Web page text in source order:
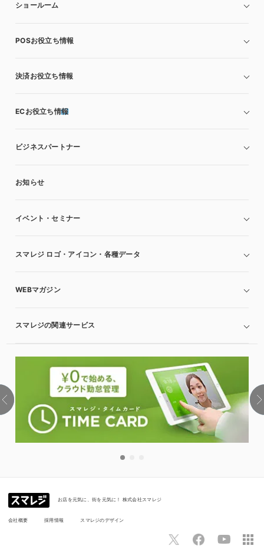
ショールーム
POSお役立ち情報
決済お役立ち情報
ECお役立ち情報
ビジネスパートナー
お知らせ
イベント・セミナー
スマレジ ロゴ・アイコン・各種データ
WEBマガジン
スマレジの関連サービス
お店を元気に、街を元気に！ 株式会社スマレジ
会社概要 採用情報 スマレジのデザイン